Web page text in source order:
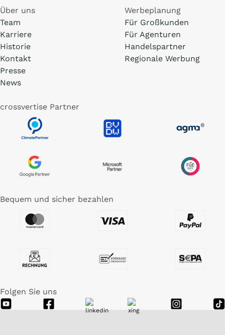
Über uns
Team
Karriere
Historie
Kontakt
Presse
News
Werbeplanung
Für Großkunden
Für Agenturen
Handelspartner
Regionale Werbung
crossvertise Partner
Bequem und sicher bezahlen
Folgen Sie uns